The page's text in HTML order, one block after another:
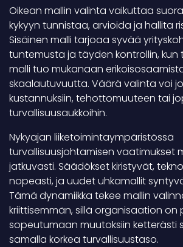
Oikean mallin valinta vaikuttaa
kykyyn tunnistaa, arvioida ja hallita
Sisäinen malli tarjoaa syvää
tuntemusta ja täyden kontrollin, kun
malli tuo mukanaan
skaalautuvuutta. Väärä valinta voi
kustannuksiin, tehottomuuteen tai
turvallisuusaukkoihin.
Nykyajan liiketoimintaympäristössä
turvallisuusjohtamisen vaatimukset
jatkuvasti. Säädökset kiristyvät,
nopeasti, ja uudet uhkamallit
Tämä dynamiikka tekee mallin
kriittisemmän, sillä organisaation
sopeutumaan muutoksiin ketterästi
samalla korkea turvallisuustaso.